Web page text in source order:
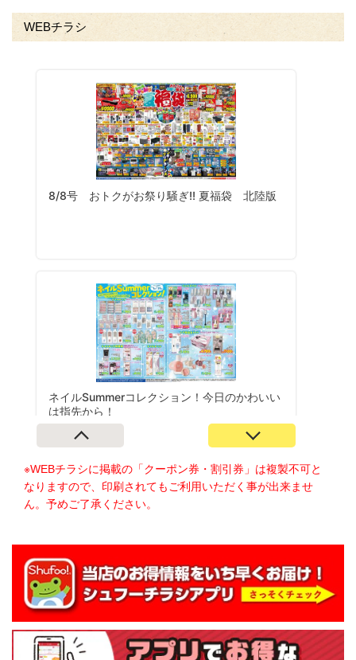
WEBチラシ
※WEBチラシに掲載の「クーポン券・割引券」は複製不可と
なりますので、印刷されてもご利用いただく事が出来ませ
ん。予めご了承ください。